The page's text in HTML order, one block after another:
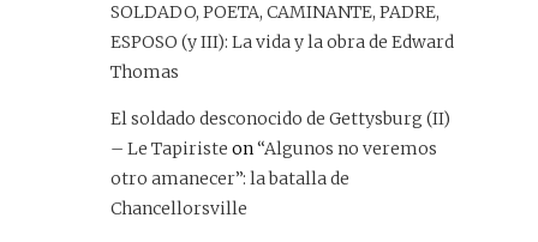
SOLDADO, POETA, CAMINANTE, PADRE,
ESPOSO (y III): La vida y la obra de Edward
Thomas
El soldado desconocido de Gettysburg (II)
– Le Tapiriste on“Algunos no veremos
otro amanecer”: la batalla de
Chancellorsville